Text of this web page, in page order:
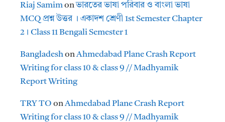
Riaj Samimonভারতের ভাষা পরিবার ও বাংলা ভাষা
MCQ প্রশ্ন উত্তর । একাদশ শ্রেণী 1st Semester Chapter
2। Class 11 Bengali Semester 1
BangladeshonAhmedabad Plane Crash Report
Writing for class 10 & class 9 // Madhyamik
Report Writing
TRY TO onAhmedabad Plane Crash Report
Writing for class 10 & class 9 // Madhyamik